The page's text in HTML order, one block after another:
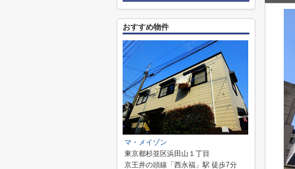
おすすめ物件
マ・メイゾン
東京都杉並区浜田山１丁目
京王井の頭線「西永福」駅 徒歩7分